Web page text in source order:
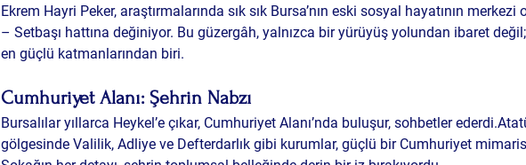
Ekrem Hayri Peker, araştırmalarında sık sık Bursa’nın eski sosyal hayatının merkezi
– Setbaşı hattına değiniyor. Bu güzergâh, yalnızca bir yürüyüş yolundan ibaret değil;
en güçlü katmanlarından biri.
Cumhuriyet Alanı: Şehrin Nabzı
Bursalılar yıllarca Heykel’e çıkar, Cumhuriyet Alanı’nda buluşur, sohbetler
gölgesinde Valilik, Adliye ve Defterdarlık gibi kurumlar, güçlü bir Cumhuriyet